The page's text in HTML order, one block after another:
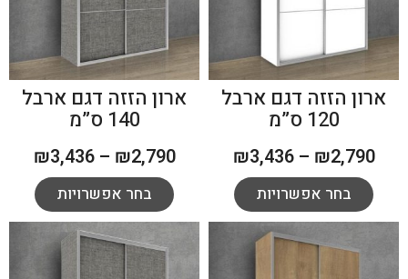
ארון הזזה דגם ארבל
120 ס”מ
₪2,790
–
₪3,436
בחר אפשרויות
ארון הזזה דגם ארבל
140 ס”מ
₪2,790
–
₪3,436
בחר אפשרויות